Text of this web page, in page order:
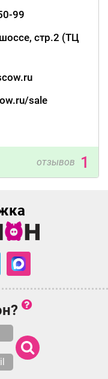
99
стр.2 (ТЦ
sale
отзывов 1